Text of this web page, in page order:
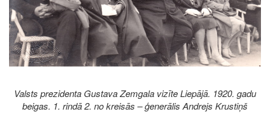
Valsts prezidenta Gustava Zemgala vizīte Liepājā. 1920. gadu
beigas. 1. rindā 2. no kreisās – ģenerālis Andrejs Krustiņš